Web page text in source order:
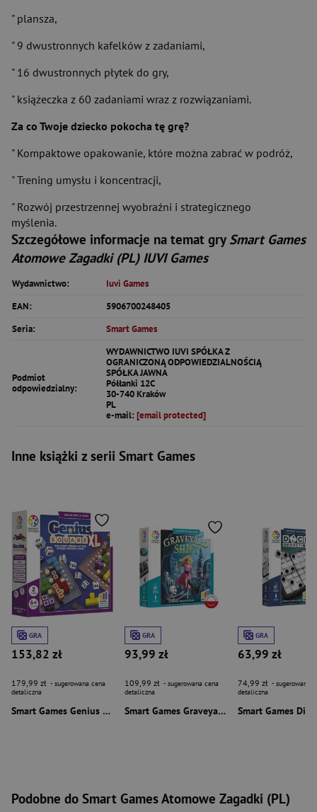
" plansza,
" 9 dwustronnych kafelków z zadaniami,
" 16 dwustronnych płytek do gry,
" książeczka z 60 zadaniami wraz z rozwiązaniami.
Za co Twoje dziecko pokocha tę grę?
" Kompaktowe opakowanie, które można zabrać w podróż,
" Trening umysłu i koncentracji,
" Rozwój przestrzennej wyobraźni i strategicznego
myślenia.
Szczegółowe informacje na temat gry Smart Games
Atomowe Zagadki (PL) IUVI Games
Wydawnictwo:
Iuvi Games
EAN:
5906700248405
Seria:
Smart Games
Podmiot
odpowiedzialny:
WYDAWNICTWO IUVI SPÓŁKA Z
OGRANICZONĄ ODPOWIEDZIALNOŚCIĄ
SPÓŁKA JAWNA
Półłanki 12C
30-740 Kraków
PL
e-mail: [email protected]
Inne książki z serii Smart Games
GRA
153,82 zł
179,99 zł - sugerowana cena
detaliczna
Smart Games Genius Square XL (ENG) IUVI Games
GRA
93,99 zł
109,99 zł - sugerowana cena
detaliczna
Smart Games Graveyard Shift (ENG) IUVI Games
GRA
63,99 zł
74,99 zł - sugerowana
detaliczna
Podobne do Smart Games Atomowe Zagadki (PL)